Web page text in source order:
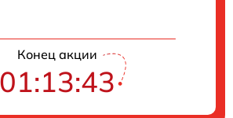
Конец акции
01:13:42